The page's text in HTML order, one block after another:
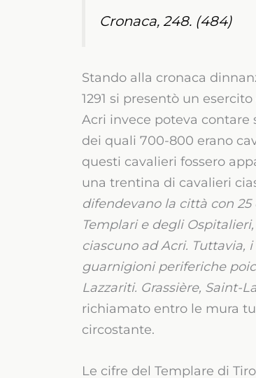
Cronaca, 248. (484)
Stando alla cronaca
1291 si presentò un
Acri invece poteva
dei quali 700-800 erano
questi cavalieri fossero
una trentina di cavalieri
difendevano la città con
Templari e degli
ciascuno ad Acri. Tuttavia,
guarnigioni periferiche
Lazzariti. Grassière, Saint-
richiamato entro le mura
circostante.
Le cifre del Templare di